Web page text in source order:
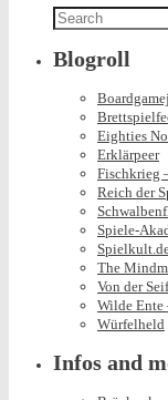
Search
for:
Blogroll
Eighties
Erklärpeer
Fischkrieg
Reich der
Spiele-
The
Von der
Wilde Ente
Würfelheld
Infos and